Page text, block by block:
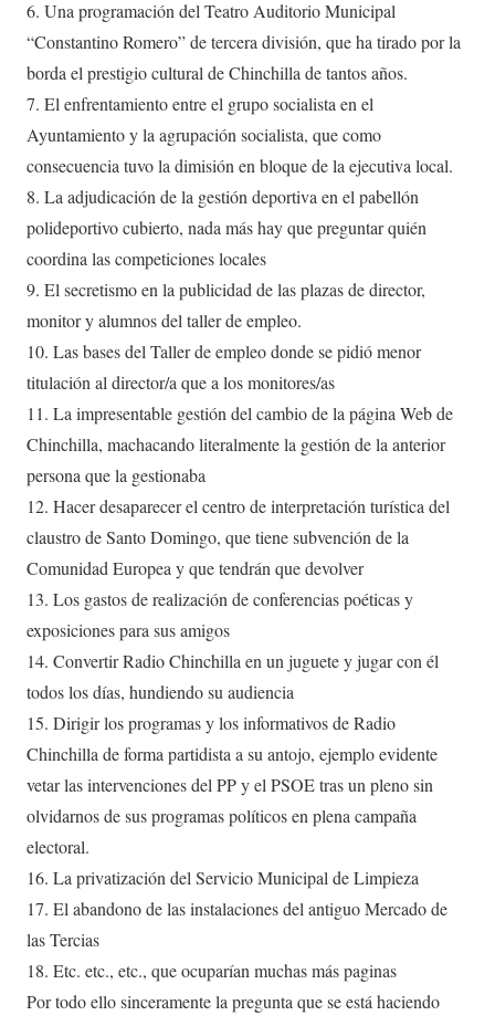
6. Una programación del Teatro Auditorio Municipal
“Constantino Romero” de tercera división, que ha tirado por la
borda el prestigio cultural de Chinchilla de tantos años.
7. El enfrentamiento entre el grupo socialista en el
Ayuntamiento y la agrupación socialista, que como
consecuencia tuvo la dimisión en bloque de la ejecutiva local.
8. La adjudicación de la gestión deportiva en el pabellón
polideportivo cubierto, nada más hay que preguntar quién
coordina las competiciones locales
9. El secretismo en la publicidad de las plazas de director,
monitor y alumnos del taller de empleo.
10. Las bases del Taller de empleo donde se pidió menor
titulación al director/a que a los monitores/as
11. La impresentable gestión del cambio de la página Web de
Chinchilla, machacando literalmente la gestión de la anterior
persona que la gestionaba
12. Hacer desaparecer el centro de interpretación turística del
claustro de Santo Domingo, que tiene subvención de la
Comunidad Europea y que tendrán que devolver
13. Los gastos de realización de conferencias poéticas y
exposiciones para sus amigos
14. Convertir Radio Chinchilla en un juguete y jugar con él
todos los días, hundiendo su audiencia
15. Dirigir los programas y los informativos de Radio
Chinchilla de forma partidista a su antojo, ejemplo evidente
vetar las intervenciones del PP y el PSOE tras un pleno sin
olvidarnos de sus programas políticos en plena campaña
electoral.
16. La privatización del Servicio Municipal de Limpieza
17. El abandono de las instalaciones del antiguo Mercado de
las Tercias
18. Etc. etc., etc., que ocuparían muchas más paginas
Por todo ello sinceramente la pregunta que se está haciendo